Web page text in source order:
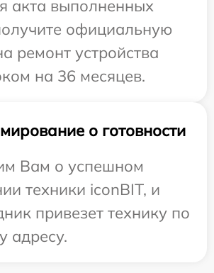
акта выполненных
официальную
ремонт устройства
на 36 месяцев.
о готовности
Вам о успешном
техники iconBIT, и
привезет технику по
адресу.